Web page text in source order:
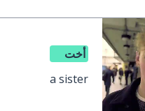
أخت
a sister